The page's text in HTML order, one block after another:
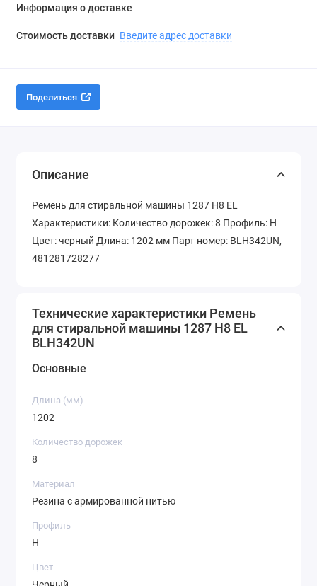
Информация о доставке
Стоимость доставки Введите адрес доставки
Поделиться
Описание
Ремень для стиральной машины 1287 H8 EL
Характеристики: Количество дорожек: 8 Профиль: Н
Цвет: черный Длина: 1202 мм Парт номер: BLH342UN,
481281728277
Технические характеристики Ремень
для стиральной машины 1287 H8 EL
BLH342UN
Основные
Длина (мм)
1202
Количество дорожек
8
Материал
Резина с армированной нитью
Профиль
H
Цвет